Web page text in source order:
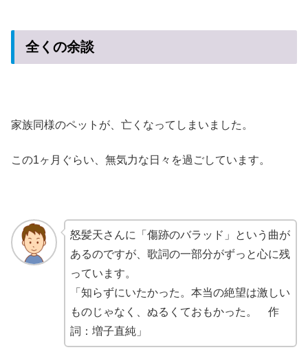
全くの余談
家族同様のペットが、亡くなってしまいました。
この1ヶ月ぐらい、無気力な日々を過ごしています。
怒髪天さんに「傷跡のバラッド」という曲が
あるのですが、歌詞の一部分がずっと心に残
っています。
「知らずにいたかった。本当の絶望は激しい
ものじゃなく、ぬるくておもかった。 作
詞：増子直純」